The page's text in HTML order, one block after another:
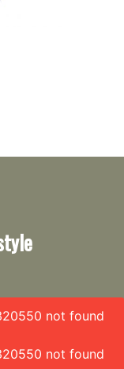
not found
not found